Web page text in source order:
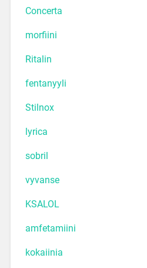
Concerta
morfiini
Ritalin
fentanyyli
Stilnox
lyrica
sobril
vyvanse
KSALOL
amfetamiini
kokaiinia